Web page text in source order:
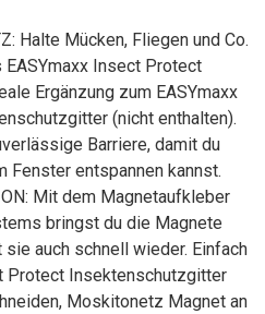
Halte Mücken, Fliegen und Co.
Insect Protect
Ergänzung zum EASYmaxx
(nicht enthalten).
Barriere, damit du
Fenster entspannen kannst.
Mit dem Magnetaufkleber
bringst du die Magnete
auch schnell wieder. Einfach
Protect Insektenschutzgitter
Moskitonetz Magnet an